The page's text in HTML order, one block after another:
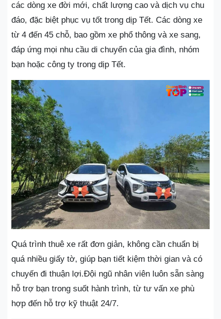
các dòng xe đời mới, chất lượng cao và dịch vụ chu
đáo, đặc biệt phục vụ tốt trong dịp Tết. Các dòng xe
từ 4 đến 45 chỗ, bao gồm xe phổ thông và xe sang,
đáp ứng mọi nhu cầu di chuyển của gia đình, nhóm
bạn hoặc công ty trong dịp Tết.
Quá trình thuê xe rất đơn giản, không cần chuẩn bị
quá nhiều giấy tờ, giúp bạn tiết kiệm thời gian và có
chuyến đi thuận lợi.Đội ngũ nhân viên luôn sẵn sàng
hỗ trợ bạn trong suốt hành trình, từ tư vấn xe phù
hợp đến hỗ trợ kỹ thuật 24/7.